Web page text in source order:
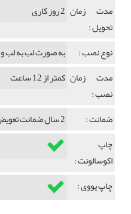
مدت زمان
تحویل :
2 روز کاری
نوع نصب :
به صورت لب به لب
مدت زمان
نصب :
کمتر از 12 ساعت
ضمانت :
2 سال ضمانت تعویض و 5 سال ضمانت ماندگاری
چاپ
اکوسالونت :
چاپ یووی :